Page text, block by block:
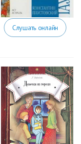
Слушать онлайн